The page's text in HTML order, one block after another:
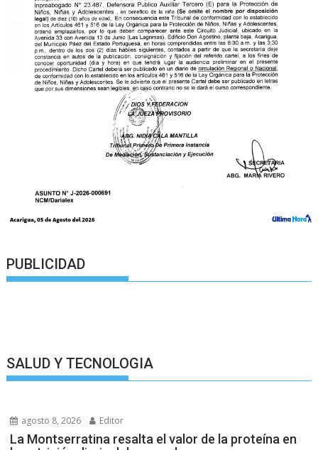
PUBLICIDAD
SALUD Y TECNOLOGIA
agosto 8, 2026 Editor
La Montserratina resalta el valor de la proteína en